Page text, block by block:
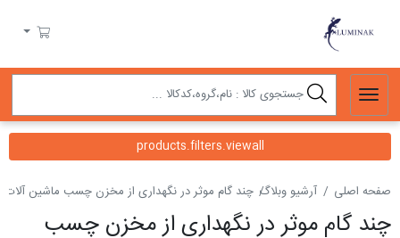
سبد خرید
products.filters.viewall
صفحه اصلی آرشیو وبلاگ چند گام موثر در نگهداری از مخزن چسب ماشین آلات
چند گام موثر در نگهداری از مخزن چسب